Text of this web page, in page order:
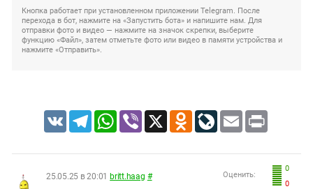
Кнопка работает при установленном приложении Telegram. После
перехода в бот, нажмите на «Запустить бота» и напишите нам. Для
отправки фото и видео — нажмите на значок скрепки, выберите
функцию «Файл», затем отметьте фото или видео в памяти устройства и
нажмите «Отправить».
VK TelegramWhatsApp
Viber X Odnoklassniki
LiveJournal
Email Print
0
0
Оценить:
25.05.25 в 20:01 britt.haag #